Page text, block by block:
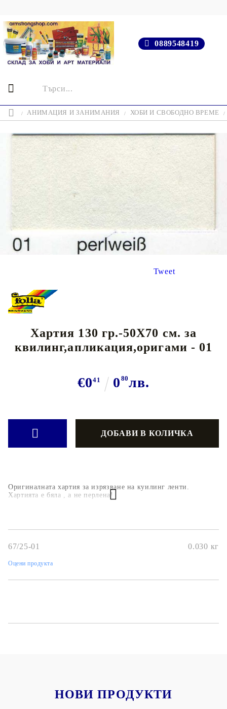
0889548419
АНИМАЦИЯ И ЗАНИМАНИЯ ХОБИ И СВОБОДНО ВРЕМЕ
Tweet
Хартия 130 гр.-50Х70 см. за
квилинг,апликация,оригами - 01
€041 0 80лв.
Оригиналната хартия за изрязване на куилинг ленти.
Хартията е бяла , а не перлена!
67/25-01 0.030 кг
Оцени продукта
НОВИ ПРОДУКТИ